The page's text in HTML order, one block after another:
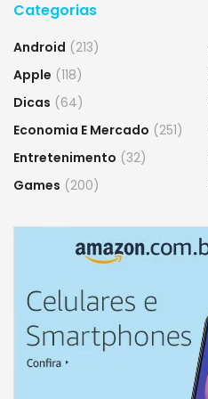
Categorias
Android (213)
Apple (118)
Dicas (64)
Economia E Mercado (251)
Entretenimento (32)
Games (200)